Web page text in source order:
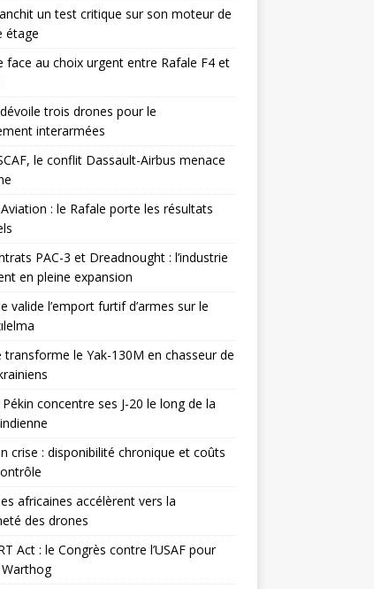
un test critique sur son moteur de
étage
face au choix urgent entre Rafale F4 et
trois drones pour le
interarmées
le conflit Dassault-Airbus menace
: le Rafale porte les résultats
PAC-3 et Dreadnought : l’industrie
en pleine expansion
valide l’emport furtif d’armes sur le
transforme le Yak-130M en chasseur de
concentre ses J-20 le long de la
crise : disponibilité chronique et coûts
africaines accélèrent vers la
des drones
Act : le Congrès contre l’USAF pour